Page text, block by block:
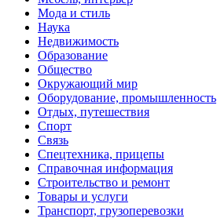
Мода и стиль
Наука
Недвижимость
Образование
Общество
Окружающий мир
Оборудование, промышленность
Отдых, путешествия
Спорт
Связь
Спецтехника, прицепы
Справочная информация
Строительство и ремонт
Товары и услуги
Транспорт, грузоперевозки